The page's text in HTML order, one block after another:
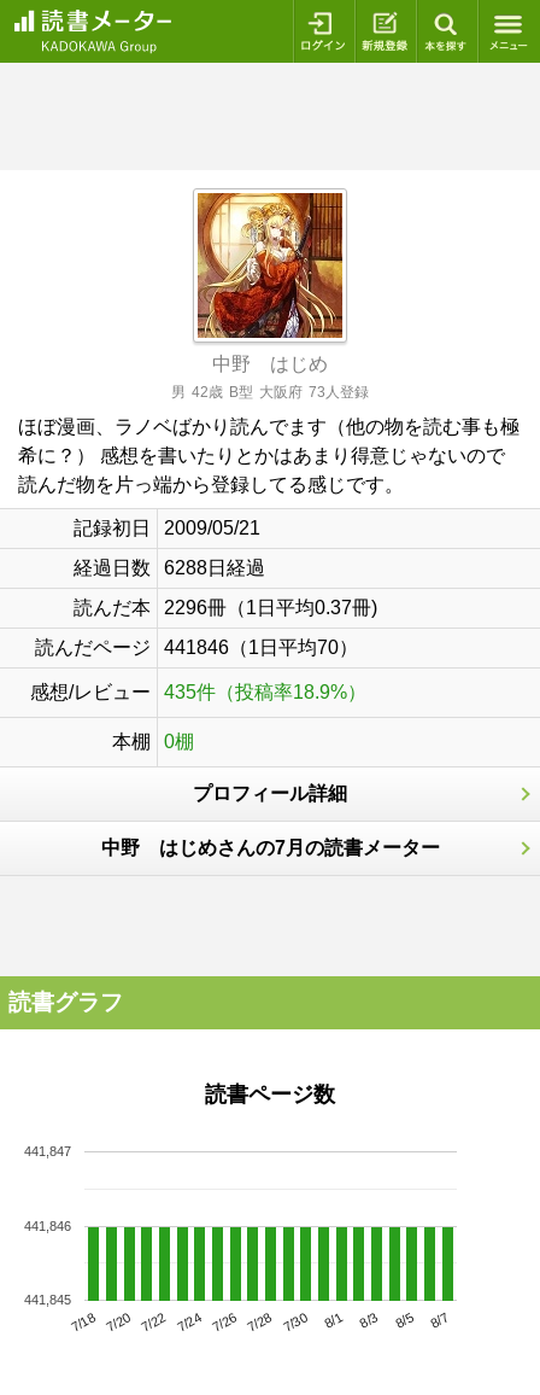
ログイン 新規登録
中野 はじめ
男 42歳 B型 大阪府 73人登録
ほぼ漫画、ラノベばかり読んでます（他の物を読む事も極
希に？） 感想を書いたりとかはあまり得意じゃないので
読んだ物を片っ端から登録してる感じです。
記録初日
2009/05/21
経過日数
6288日経過
読んだ本
2296冊（1日平均0.37冊)
読んだページ
441846（1日平均70）
感想/レビュー 435件（投稿率18.9%）
本棚 0棚
プロフィール詳細
中野 はじめさんの7月の読書メーター
読書グラフ
読書ページ数
7/18 7/20 7/22 7/24 7/26 7/28 7/30 8/1 8/3 8/5 8/7
441,845
441,846
441,847